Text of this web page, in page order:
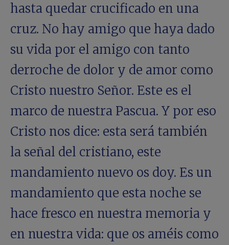
hasta quedar crucificado en una
cruz. No hay amigo que haya dado
su vida por el amigo con tanto
derroche de dolor y de amor como
Cristo nuestro Señor. Este es el
marco de nuestra Pascua. Y por eso
Cristo nos dice: esta será también
la señal del cristiano, este
mandamiento nuevo os doy. Es un
mandamiento que esta noche se
hace fresco en nuestra memoria y
en nuestra vida: que os améis como